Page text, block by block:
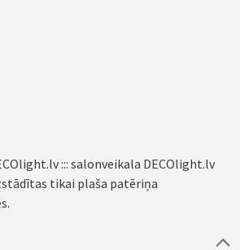
::: salonveikala DECOlight.lv
tikai plaša patēriņa